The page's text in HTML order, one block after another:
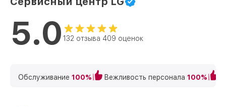
Замена циркуляционного насоса
Замена сливного шланга FH2H3WD2 LG
Замена прессостата FH2H3WD2 LG
5.0 132 отзыва 409 оценок
Обслуживание 100% Вежливость персонала 100%